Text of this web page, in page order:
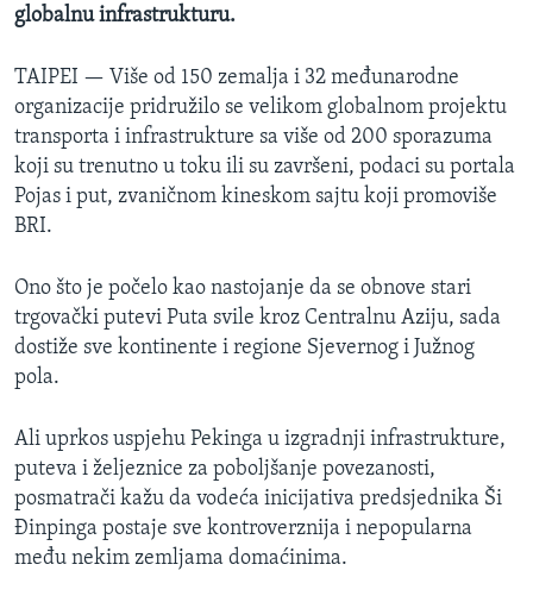
globalnu infrastrukturu.
TAIPEI — Više od 150 zemalja i 32 međunarodne
organizacije pridružilo se velikom globalnom projektu
transporta i infrastrukture sa više od 200 sporazuma
koji su trenutno u toku ili su završeni, podaci su portala
Pojas i put, zvaničnom kineskom sajtu koji promoviše
BRI.
Ono što je počelo kao nastojanje da se obnove stari
trgovački putevi Puta svile kroz Centralnu Aziju, sada
dostiže sve kontinente i regione Sjevernog i Južnog
pola.
Ali uprkos uspjehu Pekinga u izgradnji infrastrukture,
puteva i željeznice za poboljšanje povezanosti,
posmatrači kažu da vodeća inicijativa predsjednika Ši
Đinpinga postaje sve kontroverznija i nepopularna
među nekim zemljama domaćinima.